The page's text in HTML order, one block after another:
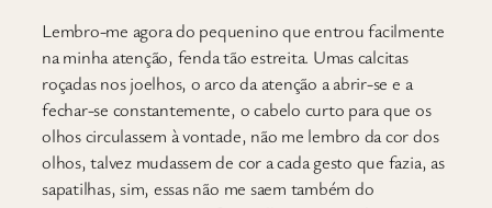
Lembro-me agora do pequenino que entrou facilmente
na minha atenção, fenda tão estreita. Umas calcitas
roçadas nos joelhos, o arco da atenção a abrir-se e a
fechar-se constantemente, o cabelo curto para que os
olhos circulassem à vontade, não me lembro da cor dos
olhos, talvez mudassem de cor a cada gesto que fazia, as
sapatilhas, sim, essas não me saem também do